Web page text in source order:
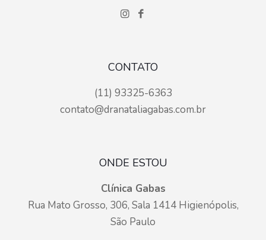
CONTATO
(11) 93325-6363
contato@dranataliagabas.com.br
ONDE ESTOU
Clínica Gabas
Rua Mato Grosso, 306, Sala 1414 Higienópolis,
São Paulo